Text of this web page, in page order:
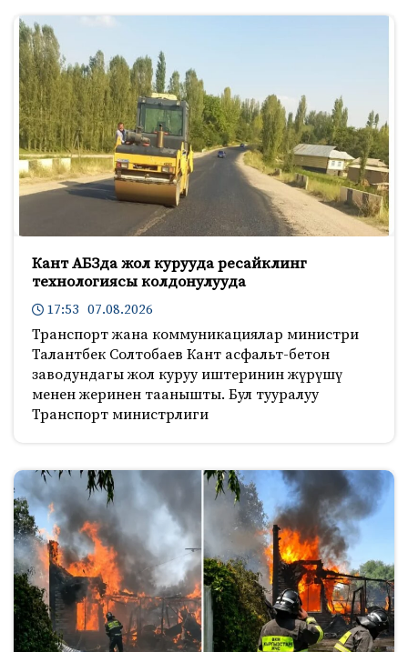
Кант АБЗда жол курууда ресайклинг
технологиясы колдонулууда
17:53 07.08.2026
Транспорт жана коммуникациялар министри
Талантбек Солтобаев Кант асфальт-бетон
заводундагы жол куруу иштеринин жүрүшү
менен жеринен таанышты. Бул тууралуу
Транспорт министрлиги